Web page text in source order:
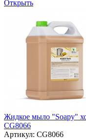
Открыть
Жидкое мыло "Soapy"
CG8066
Артикул: CG8066